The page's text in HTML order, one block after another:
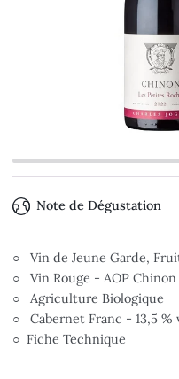
Note de Dégustation
○Vin de Jeune Garde,
○Vin Rouge - AOP Chinon
○ Agriculture Biologique
○ Cabernet Franc - 13,5 %
○ Fiche Technique